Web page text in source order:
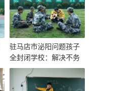
驻马店市泌阳问题孩子
全封闭学校：解决不务
正业的情况